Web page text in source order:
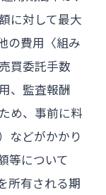
に対して最大
の費用〈組み
買委託手数
、監査報酬
め、事前に料
などがかかり
等について
所有される期